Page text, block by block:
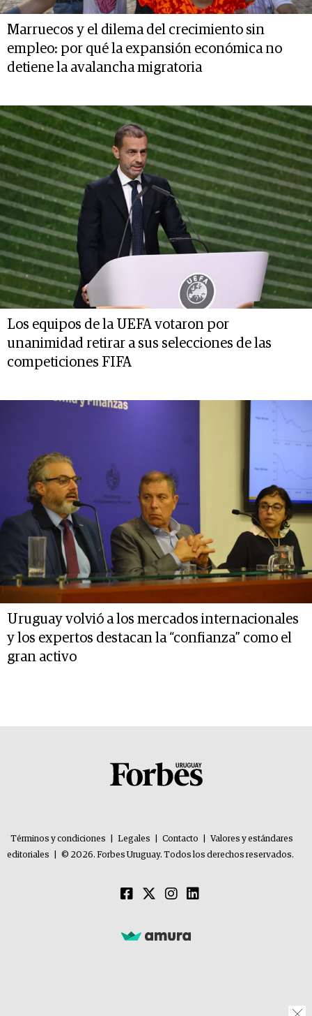
Marruecos y el dilema del crecimiento sin
empleo: por qué la expansión económica no
detiene la avalancha migratoria
Los equipos de la UEFA votaron por
unanimidad retirar a sus selecciones de las
competiciones FIFA
Uruguay volvió a los mercados internacionales
y los expertos destacan la “confianza” como el
gran activo
Términos y condiciones Legales Contacto
Valores y estándares
editoriales
© 2026. Forbes Uruguay. Todos los derechos reservados.